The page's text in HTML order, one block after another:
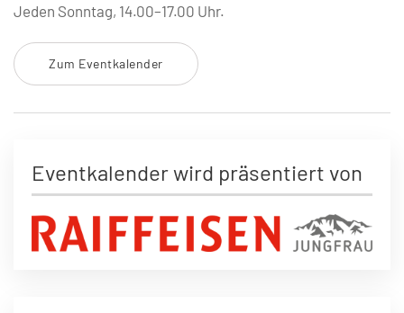
Jeden Sonntag, 14.00–17.00 Uhr.
Zum Eventkalender
Eventkalender wird präsentiert von